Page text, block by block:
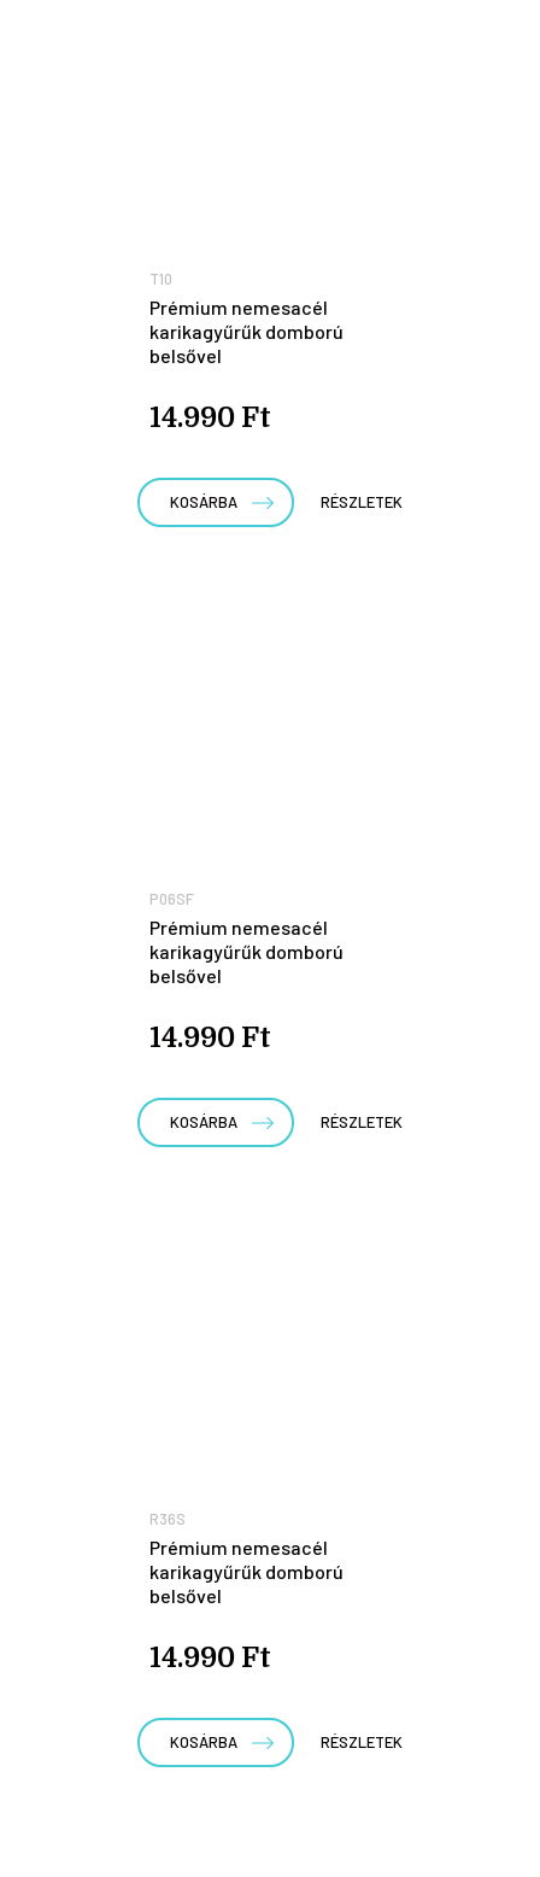
T10
Prémium nemesacél
karikagyűrűk domború
belsővel
14.990 Ft
KOSÁRBA RÉSZLETEK
P06SF
Prémium nemesacél
karikagyűrűk domború
belsővel
14.990 Ft
KOSÁRBA RÉSZLETEK
R36S
Prémium nemesacél
karikagyűrűk domború
belsővel
14.990 Ft
KOSÁRBA RÉSZLETEK